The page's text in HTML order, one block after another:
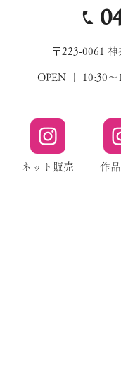
〒223-0061
OPEN ｜ 10:30
ネット販売 作